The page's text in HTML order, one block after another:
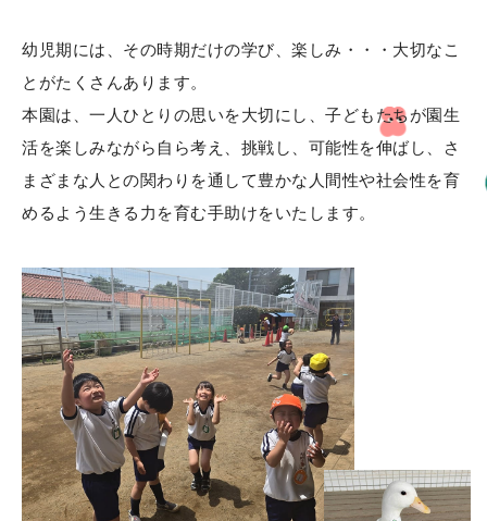
幼児期には、その時期だけの学び、楽しみ・・・大切なこ
とがたくさんあります。
本園は、一人ひとりの思いを大切にし、子どもたちが園生
活を楽しみながら自ら考え、挑戦し、可能性を伸ばし、さ
まざまな人との関わりを通して豊かな人間性や社会性を育
めるよう生きる力を育む手助けをいたします。